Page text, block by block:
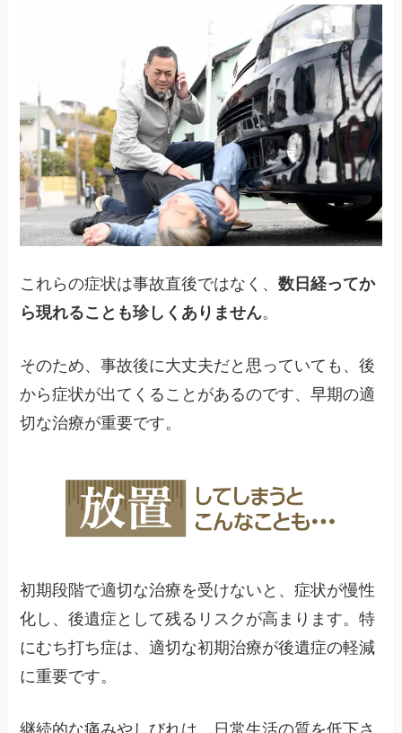
これらの症状は事故直後ではなく、数日経ってか
ら現れることも珍しくありません。
そのため、事故後に大丈夫だと思っていても、後
から症状が出てくることがあるのです、早期の適
切な治療が重要です。
初期段階で適切な治療を受けないと、症状が慢性
化し、後遺症として残るリスクが高まります。特
にむち打ち症は、適切な初期治療が後遺症の軽減
に重要です。
継続的な痛みやしびれは、日常生活の質を低下さ